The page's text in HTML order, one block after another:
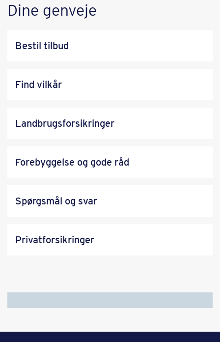
Dine genveje
Bestil tilbud
Find vilkår
Landbrugsforsikringer
Forebyggelse og gode råd
Spørgsmål og svar
Privatforsikringer